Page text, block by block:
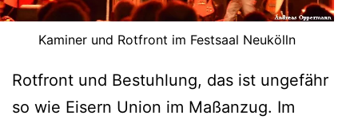
Kaminer und Rotfront im Festsaal Neukölln
Rotfront und Bestuhlung, das ist ungefähr
so wie Eisern Union im Maßanzug. Im